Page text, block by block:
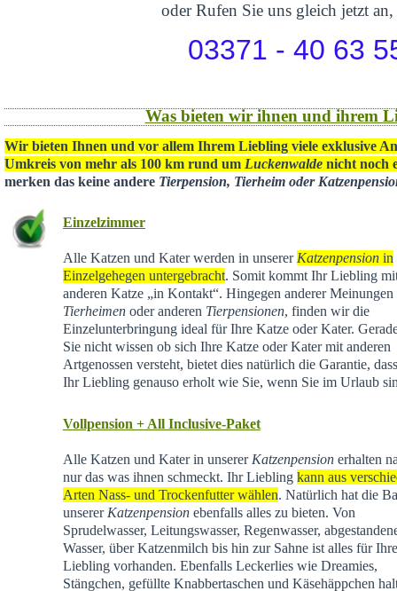
oder Rufen Sie uns gleich jetzt an,
03371 - 40 63
Was bieten wir ihnen und ihrem
Wir bieten Ihnen und vor allem Ihrem Liebling viele exklusive
Umkreis von mehr als 100 km rund um Luckenwalde nicht noch
merken das keine andere Tierpension, Tierheim oder
Einzelzimmer
Alle Katzen und Kater werden in unserer Katzenpensionin
Einzelgehegen untergebracht. Somit kommt Ihr Liebling
anderen Katze „in Kontakt“. Hingegen anderer Meinungen
Tierheimenoder anderen Tierpensionen, finden wir die
Einzelunterbringung ideal für Ihre Katze oder Kater.
Sie nicht wissen ob sich Ihre Katze oder Kater mit anderen
Artgenossen versteht, bietet dies natürlich die Garantie,
Ihr Liebling genauso erholt wie Sie, wenn Sie im Urlaub
Vollpension + All Inclusive-Paket
Alle Katzen und Kater in unserer Katzenpensionerhalten
nur das was ihnen schmeckt. Ihr Liebling kann aus
Arten Nass- und Trockenfutter wählen. Natürlich hat die
unserer Katzenpensionebenfalls alles zu bieten. Von
Sprudelwasser, Leitungswasser, Regenwasser,
Wasser, über Katzenmilch bis hin zur Sahne ist alles für
Liebling vorhanden. Ebenfalls Leckerlies wie Dreamies,
Stängchen, gefüllte Knabbertaschen und Käsehäppchen